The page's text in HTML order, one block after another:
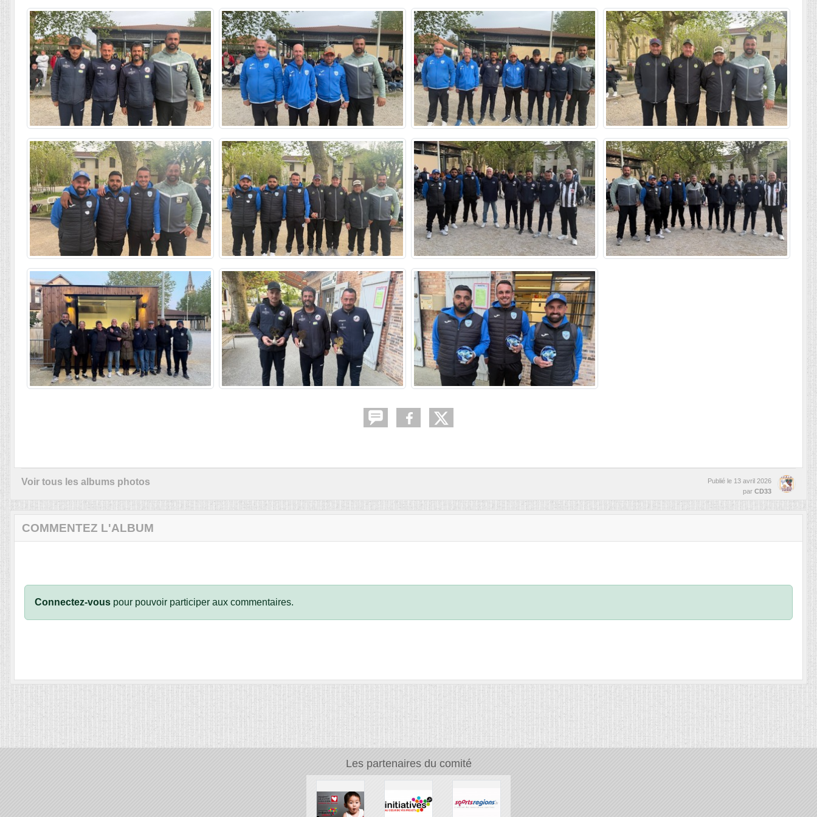
Voir tous les albums photos Publié le 13 avril 2026
par CD33
COMMENTEZ L'ALBUM
Connectez-vous pour pouvoir participer aux commentaires.
Les partenaires du comité